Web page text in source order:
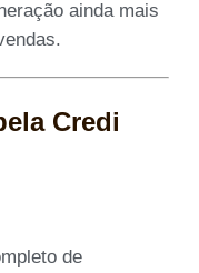
ainda mais
Credi
de